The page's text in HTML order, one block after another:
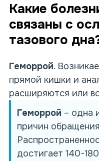
Какие
связаны с
тазового
Геморрой.
прямой кишки и
расширяются или
Геморрой – одна
причин
достигает 140-